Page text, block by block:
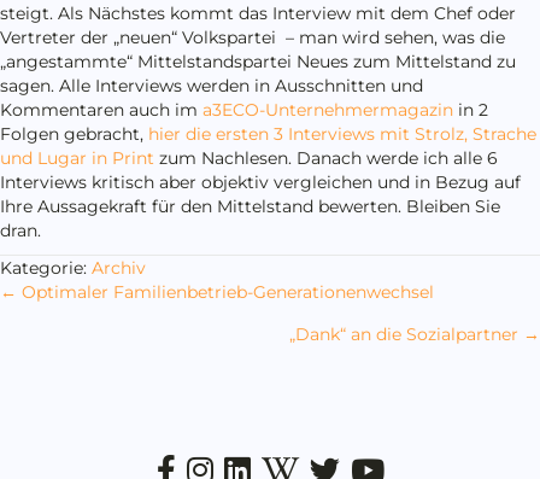
steigt. Als Nächstes kommt das Interview mit dem Chef oder
Vertreter der „neuen“ Volkspartei – man wird sehen, was die
„angestammte“ Mittelstandspartei Neues zum Mittelstand zu
sagen. Alle Interviews werden in Ausschnitten und
Kommentaren auch im a3ECO-Unternehmermagazin in 2
Folgen gebracht, hier die ersten 3 Interviews mit Strolz, Strache
und Lugar in Print zum Nachlesen. Danach werde ich alle 6
Interviews kritisch aber objektiv vergleichen und in Bezug auf
Ihre Aussagekraft für den Mittelstand bewerten. Bleiben Sie
dran.
Kategorie: Archiv
Posts
← Optimaler Familienbetrieb-Generationenwechsel
„Dank“ an die Sozialpartner →